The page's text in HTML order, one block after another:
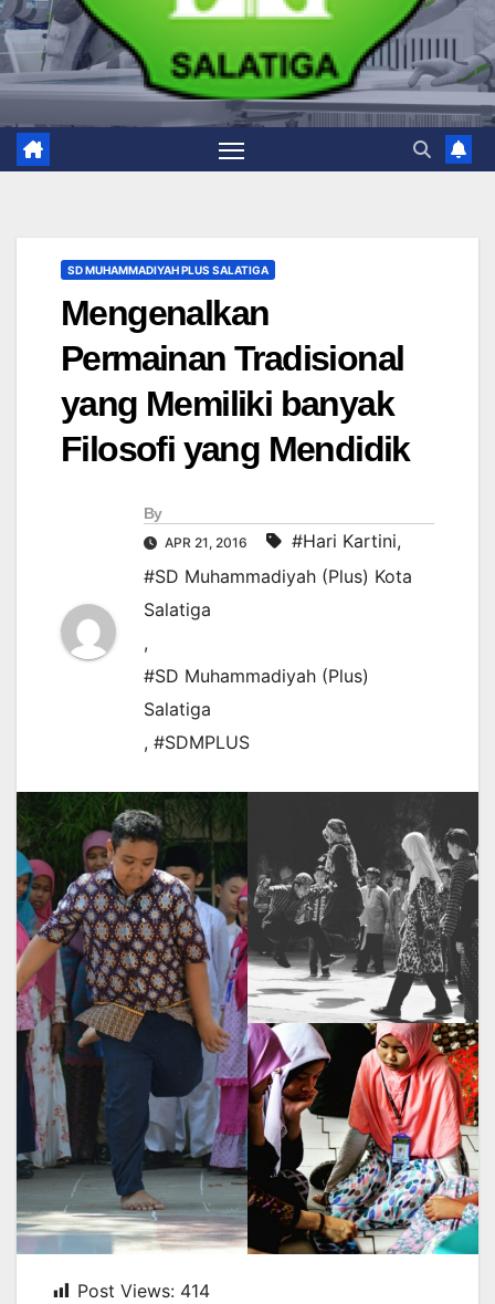
SD MUHAMMADIYAH PLUS SALATIGA
Mengenalkan
Permainan Tradisional
yang Memiliki banyak
Filosofi yang Mendidik
By
APR 21, 2016 #Hari Kartini,
#SD Muhammadiyah (Plus) Kota
Salatiga
,
#SD Muhammadiyah (Plus)
Salatiga
, #SDMPLUS
Post Views: 414